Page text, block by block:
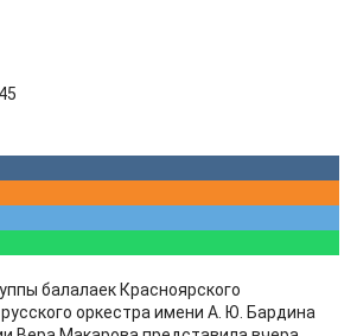
балалаек Красноярского
оркестра имени А. Ю. Бардина